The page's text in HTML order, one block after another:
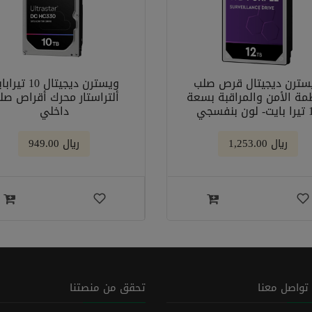
ديجيتال قرص صلب
الأمن والمراقبة بسعة
﷼ 1,253.00
ويسترن ديجيتال
ألتراستار محرك أقراص
داخلي
﷼ 949.00
معنا تحقق من منصتنا